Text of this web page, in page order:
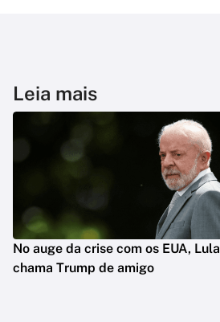
Leia mais
No auge da crise com os EUA, Lula
chama Trump de amigo